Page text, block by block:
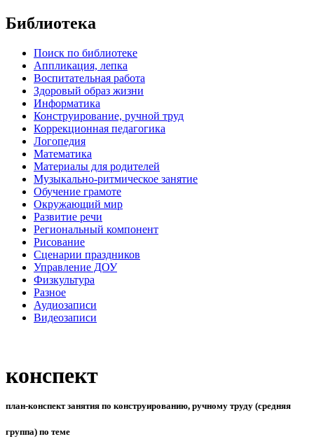
Библиотека
Поиск по библиотеке
Аппликация, лепка
Воспитательная работа
Здоровый образ жизни
Информатика
Конструирование, ручной труд
Коррекционная педагогика
Логопедия
Математика
Материалы для родителей
Музыкально-ритмическое занятие
Обучение грамоте
Окружающий мир
Развитие речи
Региональный компонент
Рисование
Сценарии праздников
Управление ДОУ
Физкультура
Разное
Аудиозаписи
Видеозаписи
конспект
план-конспект занятия по конструированию, ручному труду (средняя
группа) по теме